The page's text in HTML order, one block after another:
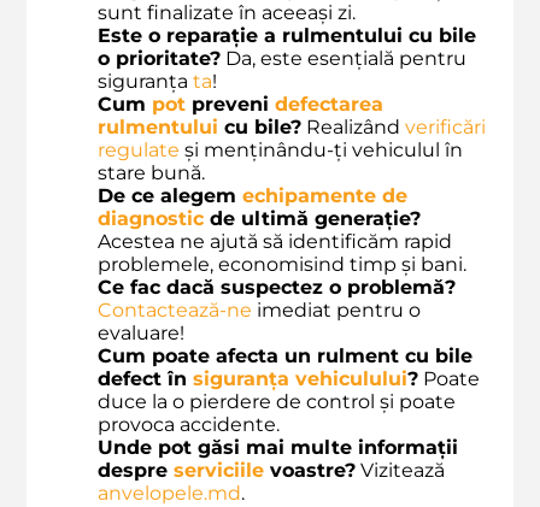
sunt finalizate în aceeași zi.
Este o reparație a rulmentului cu bile
o prioritate? Da, este esențială pentru
siguranța ta!
Cum pot preveni defectarea
rulmentului cu bile? Realizând verificări
regulate și menținându-ți vehiculul în
stare bună.
De ce alegem echipamente de
diagnostic de ultimă generație?
Acestea ne ajută să identificăm rapid
problemele, economisind timp și bani.
Ce fac dacă suspectez o problemă?
Contactează-ne imediat pentru o
evaluare!
Cum poate afecta un rulment cu bile
defect în siguranța vehiculului? Poate
duce la o pierdere de control și poate
provoca accidente.
Unde pot găsi mai multe informații
despre serviciile voastre? Vizitează
anvelopele.md.